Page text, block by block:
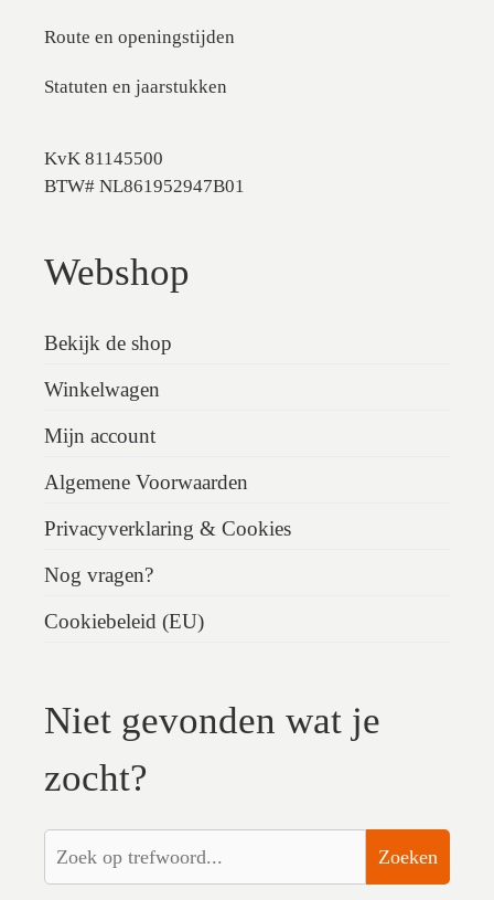
Route en openingstijden
Statuten en jaarstukken
KvK 81145500
BTW# NL861952947B01
Webshop
Bekijk de shop
Winkelwagen
Mijn account
Algemene Voorwaarden
Privacyverklaring & Cookies
Nog vragen?
Cookiebeleid (EU)
Niet gevonden wat je
zocht?
Zoeken